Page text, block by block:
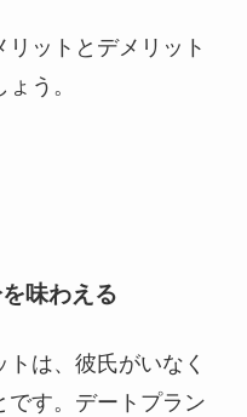
ットとデメリット
う。
味わえる
は、彼氏がいなく
です。デートプラン